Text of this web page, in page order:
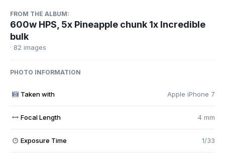
FROM THE ALBUM:
600w HPS, 5x Pineapple chunk 1x Incredible
bulk
· 82 images
PHOTO INFORMATION
Taken with Apple iPhone 7
Focal Length 4 mm
Exposure Time 1/33